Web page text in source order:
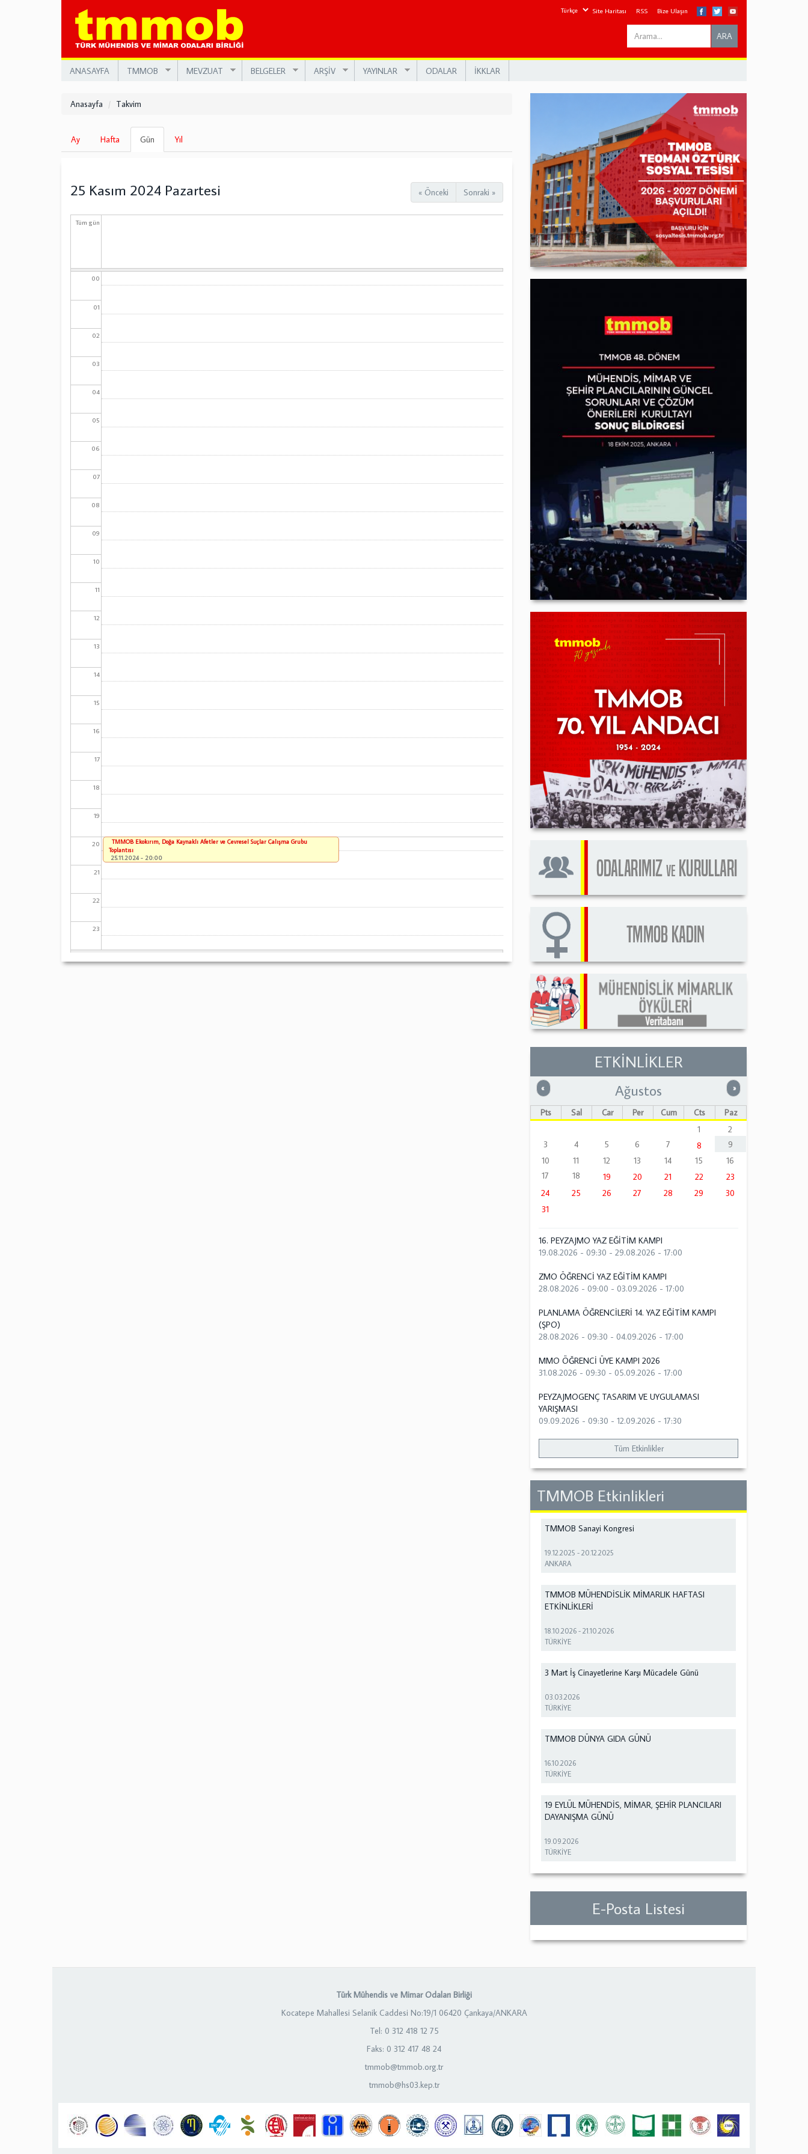
Site Haritası RSS Bize Ulaşın
Search
this
ARA
ANASAYFA TMMOB MEVZUAT BELGELER ARŞİV YAYINLAR ODALAR İKKLAR
Anasayfa Takvim
Birincil
sekmeler
Ay Hafta Gün
sekme)
Yıl
« Önceki Sonraki »
25 Kasım 2024 Pazartesi
Tüm gün
00
01
02
03
04
05
06
07
08
09
10
11
12
13
14
15
16
17
18
19
20
21
22
23
TMMOB Ekokırım, Doğa Kaynaklı Afetler ve Çevresel Suçlar Çalışma Grubu
Toplantısı
25.11.2024 - 20:00
ETKİNLİKLER
« Önceki »Sonraki
Ağustos
Pts Sal Çar Per Cum Cts
Paz
1
2
3
4 5 6 7 8
9
10
11 12 13 14 15
16
17
18 19 20 21 22
23
24
25 26 27 28 29
30
31
16. PEYZAJMO YAZ EĞİTİM KAMPI
19.08.2026 - 09:30 -29.08.2026 - 17:00
ZMO ÖĞRENCİ YAZ EĞİTİM KAMPI
28.08.2026 - 09:00 -03.09.2026 - 17:00
PLANLAMA ÖĞRENCİLERİ 14. YAZ EĞİTİM KAMPI
(ŞPO)
28.08.2026 - 09:30 -04.09.2026 - 17:00
MMO ÖĞRENCİ ÜYE KAMPI 2026
31.08.2026 - 09:30 -05.09.2026 - 17:00
PEYZAJMOGENÇ TASARIM VE UYGULAMASI
YARIŞMASI
09.09.2026 - 09:30 -12.09.2026 - 17:30
Tüm Etkinlikler
TMMOB Etkinlikleri
TMMOB Sanayi Kongresi
19.12.2025 -20.12.2025
ANKARA
TMMOB MÜHENDİSLİK MİMARLIK HAFTASI
ETKİNLİKLERİ
18.10.2026 -21.10.2026
TÜRKİYE
3 Mart İş Cinayetlerine Karşı Mücadele Günü
03.03.2026
TÜRKİYE
TMMOB DÜNYA GIDA GÜNÜ
16.10.2026
TÜRKİYE
19 EYLÜL MÜHENDİS, MİMAR, ŞEHİR PLANCILARI
DAYANIŞMA GÜNÜ
19.09.2026
TÜRKİYE
E-Posta Listesi
Türk Mühendis ve Mimar Odaları Birliği
Kocatepe Mahallesi Selanik Caddesi No:19/1 06420 Çankaya/ANKARA
Tel: 0 312 418 12 75
Faks: 0 312 417 48 24
tmmob@tmmob.org.tr
tmmob@hs03.kep.tr